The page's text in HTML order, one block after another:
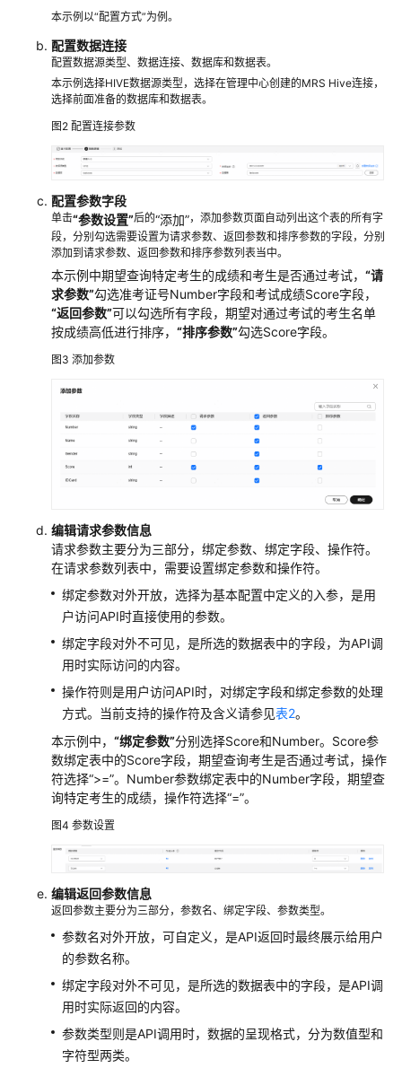
线
作
业）
数
据
集
成
时
作
业）
数
据
架
数
质
量
录
数
全
数
据
服
务
数
据
务
简
介
共
享
本示例以“配置方式”为例。
配置数据连接
配置数据源类型、数据连接、数据库和数据表。
本示例选择HIVE数据源类型，选择在管理中心创建的MRS Hive连接，
选择前面准备的数据库和数据表。
图2 配置连接参数
配置参数字段
单击“参数设置”后的“添加”，添加参数页面自动列出这个表的所有字
段，分别勾选需要设置为请求参数、返回参数和排序参数的字段，分别
添加到请求参数、返回参数和排序参数列表当中。
本示例中期望查询特定考生的成绩和考生是否通过考试， “请
求参数”勾选准考证号Number字段和考试成绩Score字段，
“返回参数”可以勾选所有字段，期望对通过考试的考生名单
按成绩高低进行排序， “排序参数”勾选Score字段。
图3 添加参数
编辑请求参数信息
请求参数主要分为三部分，绑定参数、绑定字段、操作符。
在请求参数列表中，需要设置绑定参数和操作符。
绑定参数对外开放，选择为基本配置中定义的入参，是用
户访问API时直接使用的参数。
绑定字段对外不可见，是所选的数据表中的字段，为API调
用时实际访问的内容。
操作符则是用户访问API时，对绑定字段和绑定参数的处理
方式。当前支持的操作符及含义请参见表2。
本示例中， “绑定参数”分别选择Score和Number。Score参
数绑定表中的Score字段，期望查询考生是否通过考试，操作
符选择“>=”。Number参数绑定表中的Number字段，期望查
询特定考生的成绩，操作符选择“=”。
图4 参数设置
编辑返回参数信息
返回参数主要分为三部分，参数名、绑定字段、参数类型。
参数名对外开放，可自定义，是API返回时最终展示给用户
的参数名称。
绑定字段对外不可见，是所选的数据表中的字段，是API调
用时实际返回的内容。
参数类型则是API调用时，数据的呈现格式，分为数值型和
字符型两类。